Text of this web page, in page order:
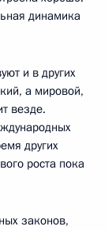
динамика
и в других
а мировой,
везде.
других
роста пока
законов,